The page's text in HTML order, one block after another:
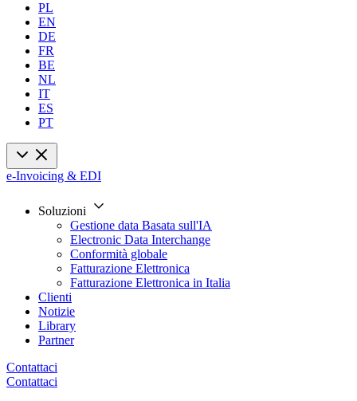
PL
EN
DE
FR
BE
NL
IT
ES
PT
e-Invoicing & EDI
Soluzioni
Gestione data Basata sull'IA
Electronic Data Interchange
Conformità globale
Fatturazione Elettronica
Fatturazione Elettronica in Italia
Clienti
Notizie
Library
Partner
Contattaci
Contattaci